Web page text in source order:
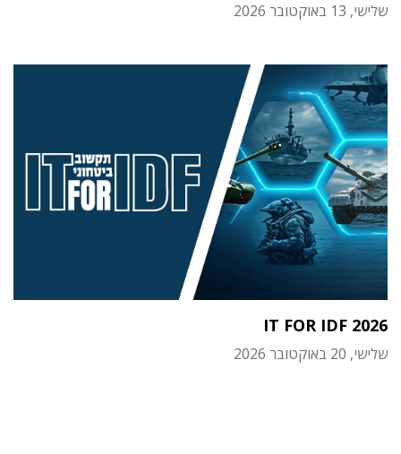
שלישי, 13 באוקטובר 2026
IT FOR IDF 2026
שלישי, 20 באוקטובר 2026